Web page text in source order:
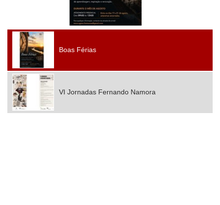
Boas Férias
VI Jornadas Fernando Namora